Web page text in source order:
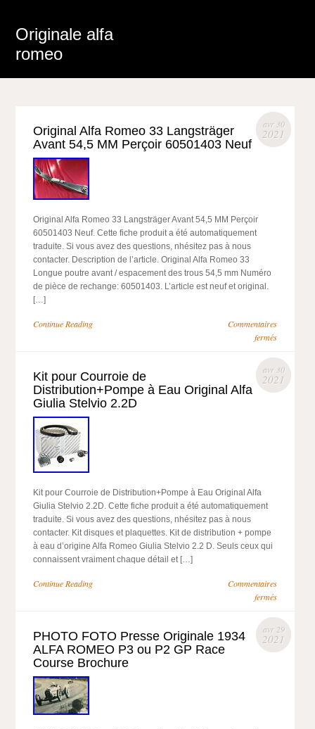
Originale alfa
romeo
avr 30
2021
Original Alfa Romeo 33 Langsträger
Avant 54,5 MM Perçoir 60501403 Neuf
Original Alfa Romeo 33 Langsträger Avant 54,5 MM Perçoir
60501403 Neuf. Cette fiche produit a été automatiquement
traduite. Si vous avez des questions, nhésitez pas à nous
contacter. Description de l’article. Original Alfa Romeo 33
Longue poutre avant / espacement des trous 54,5 mm Numéro
de pièce de rechange: 60501403. L’article est neuf et original.
[…]
Continue Reading
Commentaires
fermés
avr 30
2021
Kit pour Courroie de
Distribution+Pompe à Eau Original Alfa
Giulia Stelvio 2.2D
Kit pour Courroie de Distribution+Pompe à Eau Original Alfa
Giulia Stelvio 2.2D. Cette fiche produit a été automatiquement
traduite. Si vous avez des questions, nhésitez pas à nous
contacter. Kit disques et plaquettes. Kit de distribution + pompe
à eau d’origine Alfa Romeo Giulia Stelvio 2.2 D. Seuls ceux qui
connaissent vraiment chaque détail et […]
Continue Reading
Commentaires
fermés
avr 29
2021
PHOTO FOTO Presse Originale 1934
ALFA ROMEO P3 ou P2 GP Race
Course Brochure